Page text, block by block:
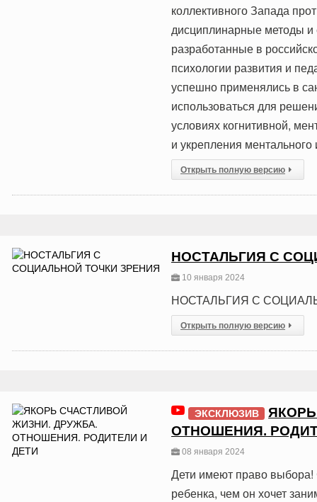
коллективного Запада
дисциплинарные методы и
разработанные в
психологии развития и
успешно применялись в
использоваться для
условиях когнитивной,
и укрепления
Открыть полную версию
НОСТАЛЬГИЯ С
10 января 2024
НОСТАЛЬГИЯ С
Открыть полную версию
ЭКСКЛЮЗИВ
ОТНОШЕНИЯ.
08 января 2024
Дети имеют право выбора!
ребенка, чем он хочет